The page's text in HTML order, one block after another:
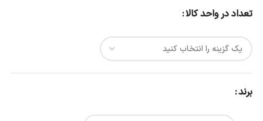
تعداد در واحد کالا
برند